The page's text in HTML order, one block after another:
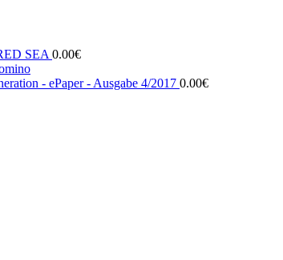
SEA 0.00€
- ePaper - Ausgabe 4/2017 0.00€